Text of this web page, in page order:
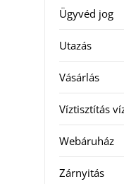
Ügyvéd jog
Utazás
Vásárlás
Víztisztítás
Webáruház
Zárnyitás